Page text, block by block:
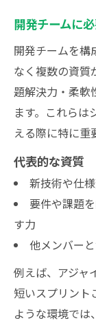
開発チームに
開発チームを構
なく複数の資質
題解決力・柔軟
ます。これらは
える際に特に重
代表的な資質
新技術や仕
要件や課題
す力
他メンバー
例えば、アジャ
短いスプリント
ような環境では